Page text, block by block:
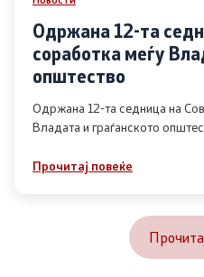
Одржана 12-та
соработка меѓу
општество
Одржана 12-та седница на
Владата и граѓанското
Прочитај повеќе